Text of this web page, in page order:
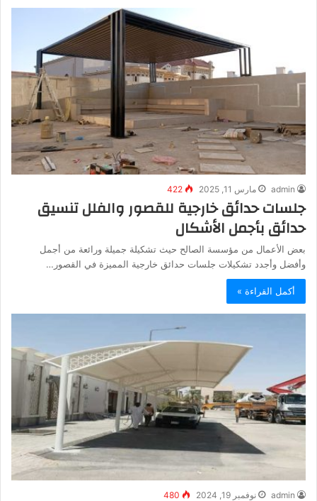
admin مارس 11, 2025 422
جلسات حدائق خارجية للقصور والفلل تنسيق
حدائق بأجمل الأشكال
بعض الأعمال من مؤسسة الصالح حيث تشكيلة جميلة ورائعة من أجمل
وأفضل وأجدد تشكيلات جلسات حدائق خارجية المميزة في القصور…
أكمل القراءة »
admin نوفمبر 19, 2024 480